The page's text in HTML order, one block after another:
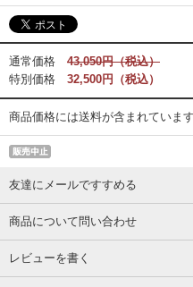
通常価格
43,050円（税込）
特別価格
32,500円（税込）
商品価格には送料が含まれています
友達にメールですすめる
商品について問い合わせ
レビューを書く